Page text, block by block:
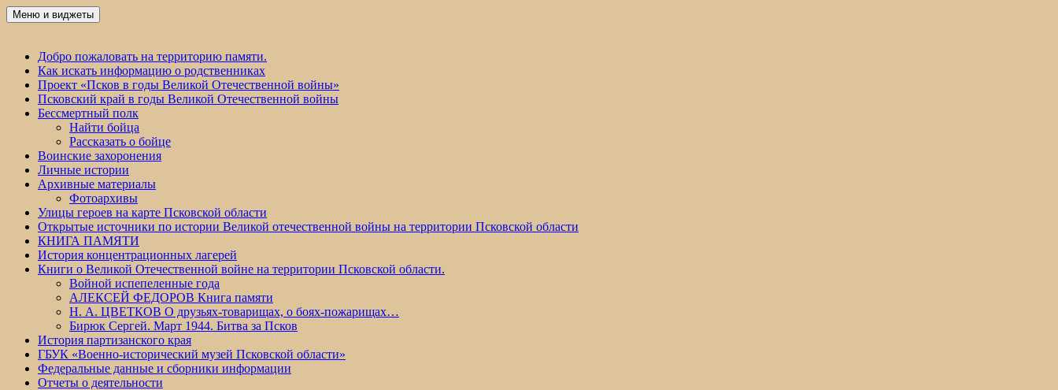
Перейти
к
Победа 60
Меню и виджеты
Добро пожаловать на территорию памяти.
Как искать информацию о родственниках
Проект «Псков в годы Великой Отечественной войны»
Псковский край в годы Великой Отечественной войны
Бессмертный полк
Найти бойца
Рассказать о бойце
Воинские захоронения
Личные истории
Архивные материалы
Фотоархивы
Улицы героев на карте Псковской области
Открытые источники по истории Великой отечественной войны на территории Псковской области
КНИГА ПАМЯТИ
История концентрационных лагерей
Книги о Великой Отечественной войне на территории Псковской области.
Войной испепеленные года
АЛЕКСЕЙ ФЕДОРОВ Книга памяти
Н. А. ЦВЕТКОВ О друзьях-товарищах, о боях-пожарищах…
Бирюк Сергей. Март 1944. Битва за Псков
История партизанского края
ГБУК «Военно-исторический музей Псковской области»
Федеральные данные и сборники информации
Отчеты о деятельности